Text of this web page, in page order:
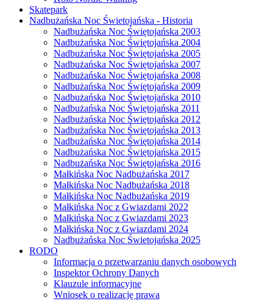
Skatepark
Nadbużańska Noc Świetojańska - Historia
Nadbużańska Noc Świętojańska 2003
Nadbużańska Noc Świętojańska 2004
Nadbużańska Noc Świętojańska 2005
Nadbużańska Noc Świętojańska 2007
Nadbużańska Noc Świętojańska 2008
Nadbużańska Noc Świętojańska 2009
Nadbużańska Noc Świętojańska 2010
Nadbużańska Noc Świętojańska 2011
Nadbużańska Noc Świętojańska 2012
Nadbużańska Noc Świętojańska 2013
Nadbużańska Noc Świętojańska 2014
Nadbużańska Noc Świętojańska 2015
Nadbużańska Noc Świętojańska 2016
Małkińska Noc Nadbużańska 2017
Małkińska Noc Nadbużańska 2018
Małkińska Noc Nadbużańska 2019
Małkińska Noc z Gwiazdami 2022
Małkińska Noc z Gwiazdami 2023
Małkińska Noc z Gwiazdami 2024
Nadbużańska Noc Świetojańska 2025
RODO
Informacja o przetwarzaniu danych osobowych
Inspektor Ochrony Danych
Klauzule informacyjne
Wniosek o realizację prawa